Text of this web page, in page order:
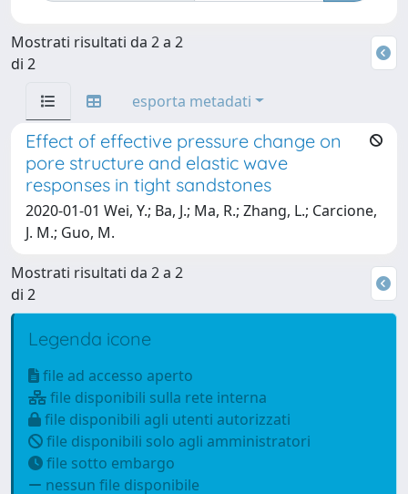
Mostrati risultati da 2 a 2
di 2
esporta metadati
Effect of effective pressure change on
pore structure and elastic wave
responses in tight sandstones
2020-01-01 Wei, Y.; Ba, J.; Ma, R.; Zhang, L.; Carcione,
J. M.; Guo, M.
Mostrati risultati da 2 a 2
di 2
Legenda icone
file ad accesso aperto
file disponibili sulla rete interna
file disponibili agli utenti autorizzati
file disponibili solo agli amministratori
file sotto embargo
nessun file disponibile